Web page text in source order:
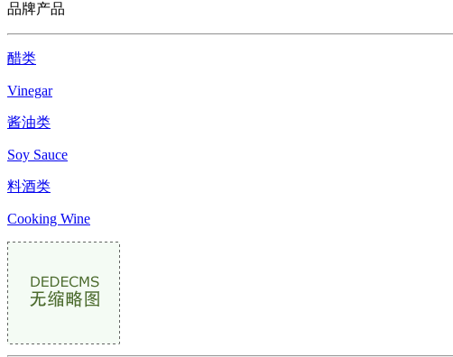
品牌产品
醋类
Vinegar
酱油类
Soy Sauce
料酒类
Cooking Wine